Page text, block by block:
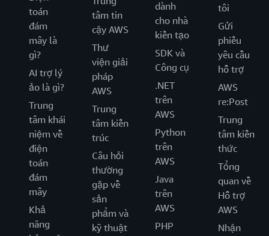
toán
đám
mây là
gì?
AI trợ lý
ảo là gì?
Trung
tâm khái
niệm về
điện
toán
đám
mây
Khả
năng
tâm tin
cậy AWS
Thư
viện giải
pháp
AWS
Trung
tâm kiến
trúc
Câu hỏi
thường
gặp về
sản
phẩm và
kỹ thuật
dành
cho nhà
kiến tạo
SDK và
Công cụ
.NET
trên
AWS
Python
trên
AWS
Java
trên
AWS
PHP
tôi
Gửi
phiếu
yêu cầu
hỗ trợ
AWS
re:Post
Trung
tâm kiến
thức
Tổng
quan về
Hỗ trợ
AWS
Nhận